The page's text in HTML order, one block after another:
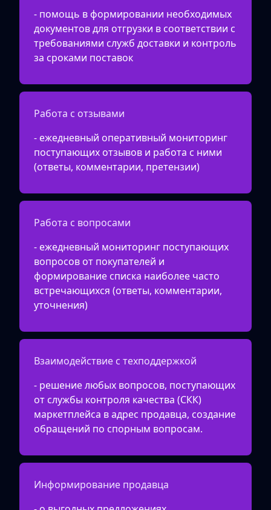
- помощь в формировании необходимых
документов для отгрузки в соответствии с
требованиями служб доставки и контроль
за сроками поставок
Работа с отзывами
- ежедневный оперативный мониторинг
поступающих отзывов и работа с ними
(ответы, комментарии, претензии)
Работа с вопросами
- ежедневный мониторинг поступающих
вопросов от покупателей и
формирование списка наиболее часто
встречающихся (ответы, комментарии,
уточнения)
Взаимодействие с техподдержкой
- решение любых вопросов, поступающих
от службы контроля качества (СКК)
маркетплейса в адрес продавца, создание
обращений по спорным вопросам.
Информирование продавца